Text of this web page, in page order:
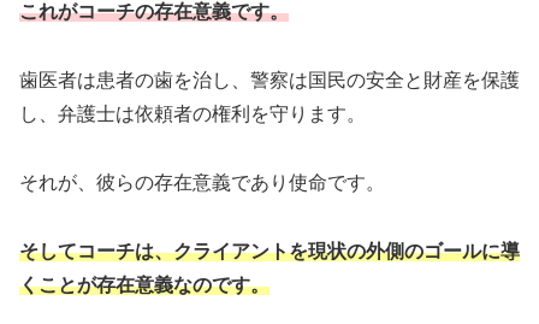
これがコーチの存在意義です。
歯医者は患者の歯を治し、警察は国民の安全と財産を保護
し、弁護士は依頼者の権利を守ります。
それが、彼らの存在意義であり使命です。
そしてコーチは、クライアントを現状の外側のゴールに導
くことが存在意義なのです。